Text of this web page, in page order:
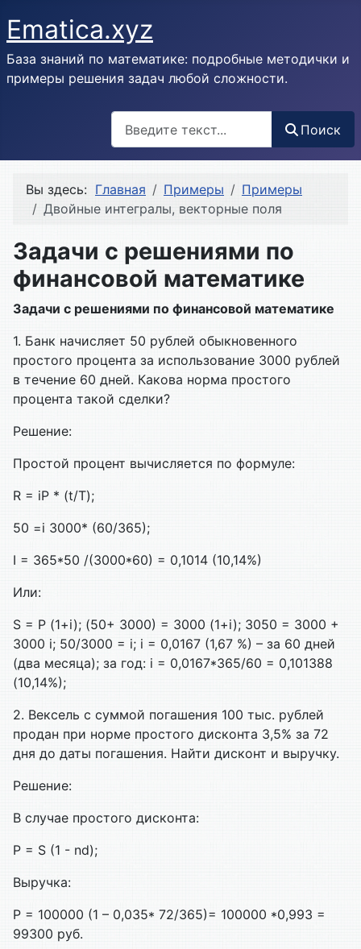
Ematica.xyz
База знаний по математике: подробные методички и
примеры решения задач любой сложности.
Поиск
Вы здесь: Главная Примеры
Примеры
Двойные интегралы, векторные поля
Задачи с решениями по
финансовой математике
Задачи с решениями по финансовой математике
1. Банк начисляет 50 рублей обыкновенного
простого процента за использование 3000 рублей
в течение 60 дней. Какова норма простого
процента такой сделки?
Решение:
Простой процент вычисляется по формуле:
R = iP * (t/T);
50 =i 3000* (60/365);
I = 365*50 /(3000*60) = 0,1014 (10,14%)
Или:
S = P (1+i); (50+ 3000) = 3000 (1+i); 3050 = 3000 +
3000 i; 50/3000 = i; i = 0,0167 (1,67 %) – за 60 дней
(два месяца); за год: i = 0,0167*365/60 = 0,101388
(10,14%);
2. Вексель с суммой погашения 100 тыс. рублей
продан при норме простого дисконта 3,5% за 72
дня до даты погашения. Найти дисконт и выручку.
Решение:
В случае простого дисконта:
P = S (1 - nd);
Выручка:
P = 100000 (1 – 0,035* 72/365)= 100000 *0,993 =
99300 руб.